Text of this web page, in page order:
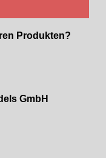
Produkten?
GmbH